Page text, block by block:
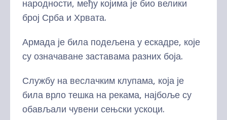
народности, међу којима је био велики
број Срба и Хрвата.
Армада је била подељена у ескадре, које
су означаване заставама разних боја.
Службу на веслачким клупама, која је
била врло тешка на рекама, најбоље су
обављали чувени сењски ускоци.